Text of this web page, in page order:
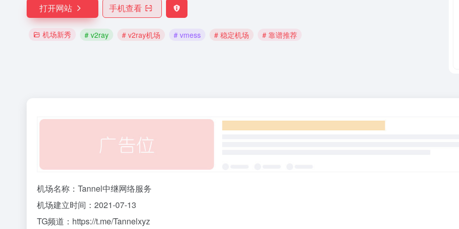
打开网站 手机查看
机场新秀 # v2ray # v2ray机场 # vmess # 稳定机场 # 靠谱推荐
机场名称：Tannel中继网络服务
机场建立时间：2021-07-13
TG频道：https://t.me/Tannelxyz